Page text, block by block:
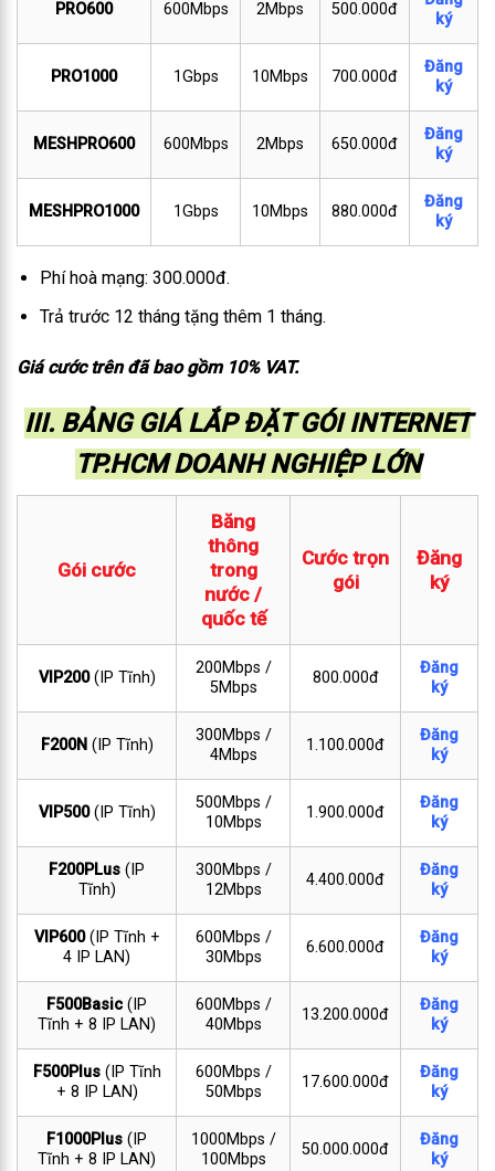
PRO600 600Mbps 2Mbps 500.000đ
ký
PRO1000 1Gbps 10Mbps 700.000đ
Đăng
ký
MESHPRO600 600Mbps 2Mbps 650.000đ
Đăng
ký
MESHPRO1000 1Gbps 10Mbps 880.000đ
Đăng
ký
Phí hoà mạng: 300.000đ.
Trả trước 12 tháng tặng thêm 1 tháng.
Giá cước trên đã bao gồm 10% VAT.
III. BẢNG GIÁ LẮP ĐẶT GÓI INTERNET
TP.HCM DOANH NGHIỆP LỚN
Gói cước
Băng
thông
trong
nước /
quốc tế
Cước trọn
gói
Đăng
ký
VIP200(IP Tĩnh)
200Mbps /
5Mbps
800.000đ
Đăng
ký
F200N(IP Tĩnh)
300Mbps /
4Mbps
1.100.000đ
Đăng
ký
VIP500(IP Tĩnh)
500Mbps /
10Mbps
1.900.000đ
Đăng
ký
F200PLus (IP
Tĩnh)
300Mbps /
12Mbps
4.400.000đ
Đăng
ký
VIP600(IP Tĩnh +
4 IP LAN)
600Mbps /
30Mbps
6.600.000đ
Đăng
ký
F500Basic (IP
Tĩnh + 8 IP LAN)
600Mbps /
40Mbps
13.200.000đ
Đăng
ký
F500Plus(IP Tĩnh
+ 8 IP LAN)
600Mbps /
50Mbps
17.600.000đ
Đăng
ký
F1000Plus (IP
Tĩnh + 8 IP LAN)
1000Mbps /
100Mbps
50.000.000đ
Đăng
ký